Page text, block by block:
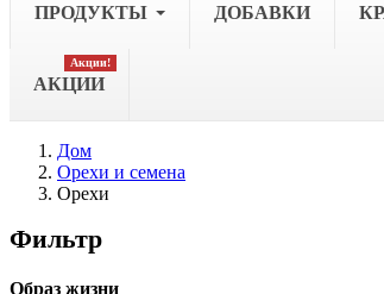
ПРОДУКТЫ ДОБАВКИ
АКЦИИ
Акции!
Дом
Орехи и семена
Орехи
Фильтр
Образ жизни